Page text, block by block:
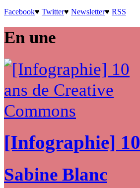
Facebook♥ Twitter♥ Newsletter♥ RSS
En une
[Infographie]
Sabine Blanc